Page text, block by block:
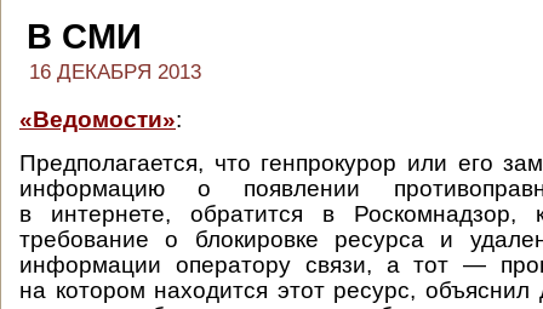
В СМИ
16 ДЕКАБРЯ 2013
«Ведомости»:
Предполагается, что генпрокурор или его
информацию о появлении
в интернете, обратится в Роскомнадзор,
требование о блокировке ресурса и
информации оператору связи, а тот —
на котором находится этот ресурс, объяснил